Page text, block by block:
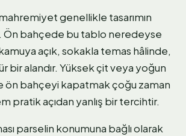
genellikle tasarımın
Ön bahçede bu tablo neredeyse
açık, sokakla temas hâlinde,
bir alandır. Yüksek çit veya yoğun
ön bahçeyi kapatmak çoğu zaman
pratik açıdan yanlış bir tercihtir.
parselin konumuna bağlı olarak